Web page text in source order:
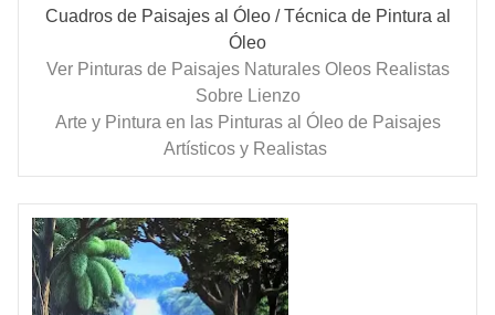
Cuadros de Paisajes al Óleo / Técnica de Pintura al
Óleo
Ver Pinturas de Paisajes Naturales Oleos Realistas
Sobre Lienzo
Arte y Pintura en las Pinturas al Óleo de Paisajes
Artísticos y Realistas